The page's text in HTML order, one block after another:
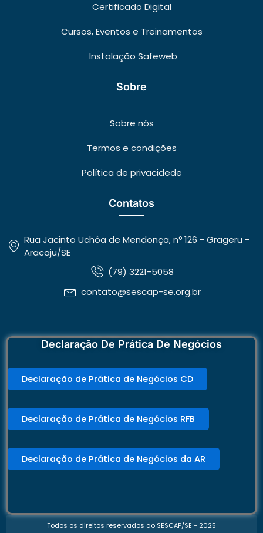
Certificado Digital
Cursos, Eventos e Treinamentos
Instalação Safeweb
Sobre
Sobre nós
Termos e condições
Política de privacidede
Contatos
Rua Jacinto Uchôa de Mendonça, nº 126 - Grageru -
Aracaju/SE
(79) 3221-5058
contato@sescap-se.org.br
Declaração De Prática De Negócios
Declaração de Prática de Negócios CD
Declaração de Prática de Negócios RFB
Declaração de Prática de Negócios da AR
Todos os direitos reservados ao SESCAP/SE - 2025